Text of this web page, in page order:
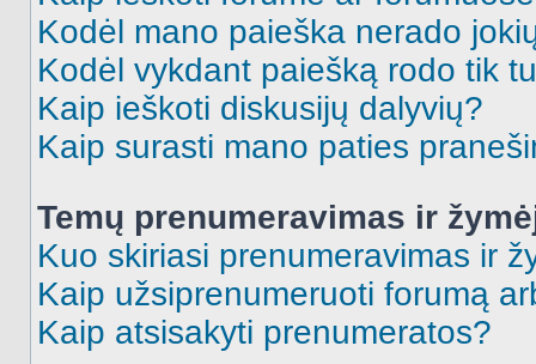
Kodėl mano paieška nerado
Kodėl vykdant paiešką rodo tik
Kaip ieškoti diskusijų dalyvių?
Kaip surasti mano paties
Temų prenumeravimas ir
Kuo skiriasi prenumeravimas ir
Kaip užsiprenumeruoti forumą
Kaip atsisakyti prenumeratos?